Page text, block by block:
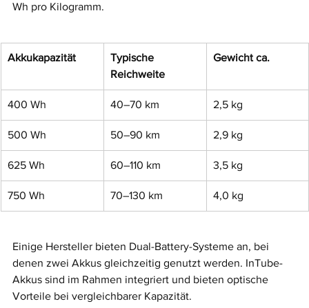
Wh pro Kilogramm.
Akkukapazität
Typische
Reichweite
Gewicht ca.
400 Wh 40–70 km 2,5 kg
500 Wh 50–90 km 2,9 kg
625 Wh 60–110 km 3,5 kg
750 Wh 70–130 km 4,0 kg
Einige Hersteller bieten Dual-Battery-Systeme an, bei
denen zwei Akkus gleichzeitig genutzt werden. InTube-
Akkus sind im Rahmen integriert und bieten optische
Vorteile bei vergleichbarer Kapazität.